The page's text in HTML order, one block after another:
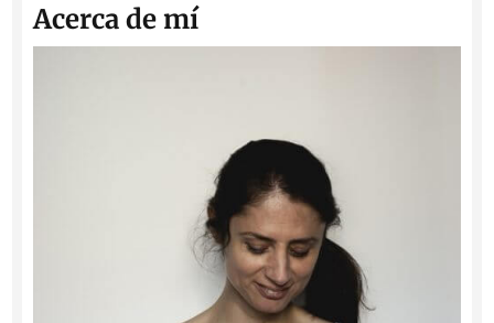
Acerca de mí